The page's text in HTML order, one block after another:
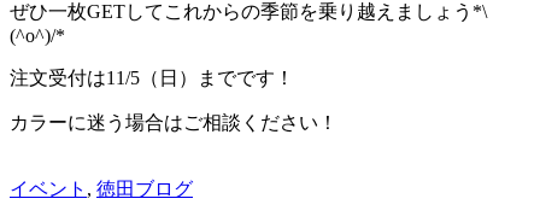
ぜひ一枚GETしてこれからの季節を乗り越えましょう*\
(^o^)/*
注文受付は11/5（日）までです！
カラーに迷う場合はご相談ください！
イベント , 徳田ブログ